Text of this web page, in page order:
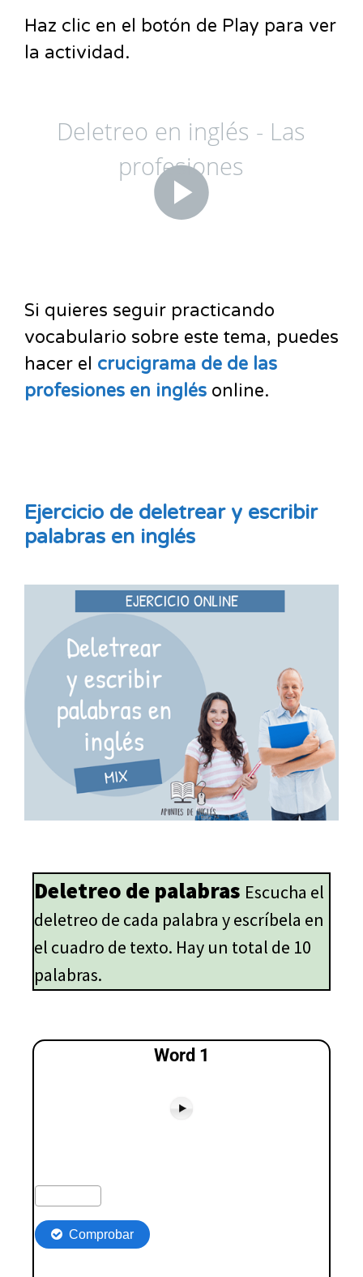
Haz clic en el botón de Play para ver
la actividad.
Si quieres seguir practicando
vocabulario sobre este tema, puedes
hacer el crucigrama de de las
profesiones en inglés online.
Ejercicio de deletrear y escribir
palabras en inglés
Deletreo de palabras Escucha el
deletreo de cada palabra y escríbela en
el cuadro de texto. Hay un total de 10
palabras.
Word 1